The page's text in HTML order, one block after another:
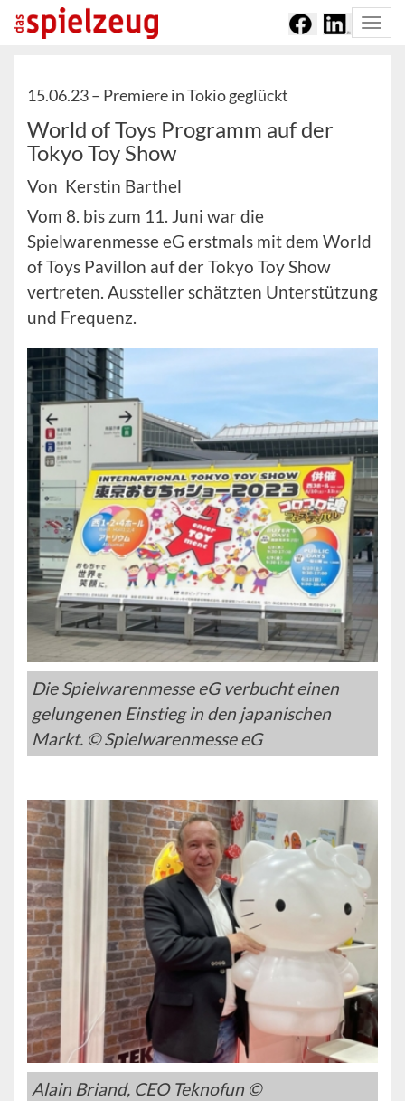
15.06.23 – Premiere in Tokio geglückt
World of Toys Programm auf der
Tokyo Toy Show
Von Kerstin Barthel
Vom 8. bis zum 11. Juni war die
Spielwarenmesse eG erstmals mit dem World
of Toys Pavillon auf der Tokyo Toy Show
vertreten. Aussteller schätzten Unterstützung
und Frequenz.
Die Spielwarenmesse eG verbucht einen
gelungenen Einstieg in den japanischen
Markt. © Spielwarenmesse eG
Alain Briand, CEO Teknofun ©